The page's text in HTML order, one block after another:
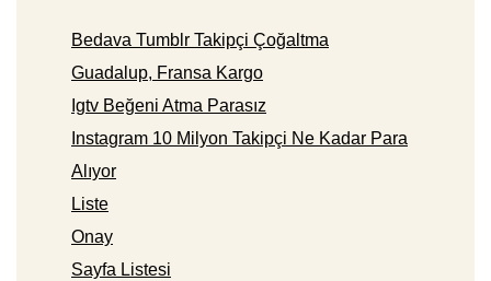
Bedava Tumblr Takipçi Çoğaltma
Guadalup, Fransa Kargo
Igtv Beğeni Atma Parasız
Instagram 10 Milyon Takipçi Ne Kadar Para
Alıyor
Liste
Onay
Sayfa Listesi